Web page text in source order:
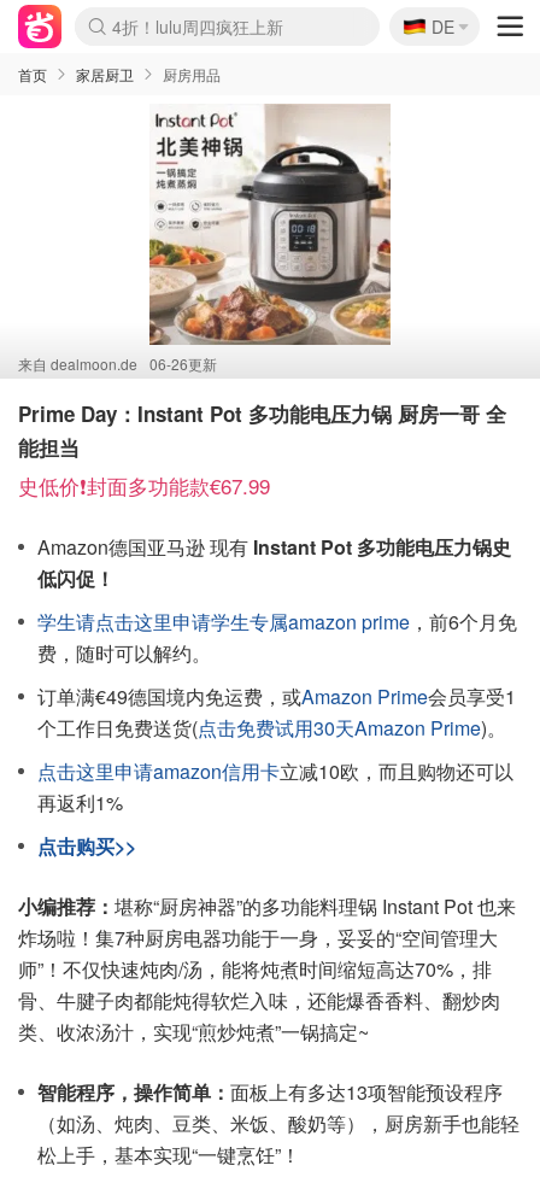
Boticinal 夏促开抢！
4折！lulu周四疯狂上新
还没结束！&OtherStories大促
Joybuy变相75折 随时失效
速领！Stanley独家85折
疑似霸哥！Camper额外叠85折
Zalando 奥莱闪促！每日更新
Moncler反季囤！5折起+叠9折
Coach Brooklyn仅€192
🇩🇪
DE
首页 家居厨卫 厨房用品
来自 dealmoon.de 06-26更新
Prime Day：Instant Pot 多功能电压力锅 厨房一哥 全
能担当
史低价❗️封面多功能款€67.99
Amazon德国亚马逊 现有 Instant Pot 多功能电压力锅史
低闪促！
学生请点击这里申请学生专属amazon prime ，前6个月免
费，随时可以解约。
订单满€49德国境内免运费，或Amazon Prime会员享受1
个工作日免费送货(点击免费试用30天Amazon Prime)。
点击这里申请amazon信用卡立减10欧，而且购物还可以
再返利1%
点击购买>>
小编推荐： 堪称“厨房神器”的多功能料理锅 Instant Pot 也来
炸场啦！集7种厨房电器功能于一身，妥妥的“空间管理大
师”！不仅快速炖肉/汤，能将炖煮时间缩短高达70%，排
骨、牛腱子肉都能炖得软烂入味，还能爆香香料、翻炒肉
类、收浓汤汁，实现“煎炒炖煮”一锅搞定~
智能程序，操作简单： 面板上有多达13项智能预设程序
（如汤、炖肉、豆类、米饭、酸奶等），厨房新手也能轻
松上手，基本实现“一键烹饪”！